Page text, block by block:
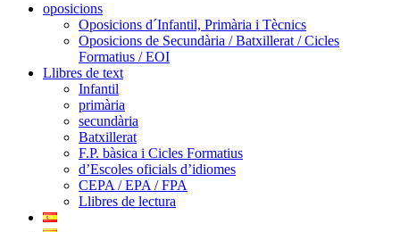
oposicions
Oposicions d´Infantil, Primària i Tècnics
Oposicions de Secundària / Batxillerat / Cicles
Formatius / EOI
Llibres de text
Infantil
primària
secundària
Batxillerat
F.P. bàsica i Cicles Formatius
d’Escoles oficials d’idiomes
CEPA / EPA / FPA
Llibres de lectura